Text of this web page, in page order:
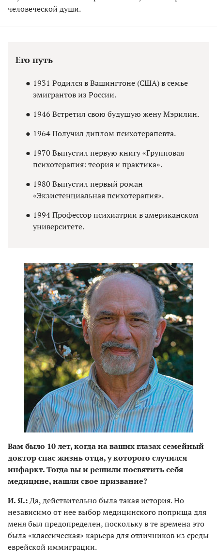
человеческой души.
Его путь
1931 Родился в Вашингтоне (США) в семье
эмигрантов из России.
1946 Встретил свою будущую жену Мэрилин.
1964 Получил диплом психотерапевта.
1970 Выпустил первую книгу «Групповая
психотерапия: теория и практика».
1980 Выпустил первый роман
«Экзистенциальная психотерапия».
1994 Профессор психиатрии в американском
университете.
Вам было 10 лет, когда на ваших глазах семейный
доктор спас жизнь отца, у которого случился
инфаркт. Тогда вы и решили посвятить себя
медицине, нашли свое призвание?
И. Я.:Да, действительно была такая история. Но
независимо от нее выбор медицинского поприща для
меня был предопределен, поскольку в те времена это
была «классическая» карьера для отличников из среды
еврейской иммиграции.